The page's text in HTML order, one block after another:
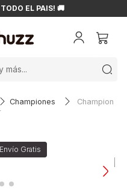
EL PAÍS! 🚚
Championes
Champion